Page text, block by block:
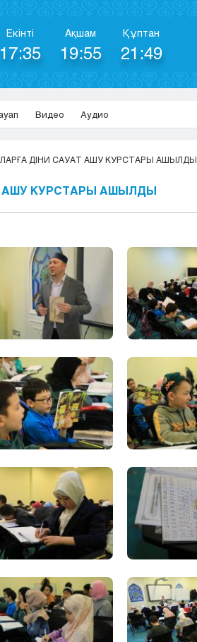
Екінті
17:35
Ақшам
19:55
Құптан
21:49
Видео Аудио
ДІНИ САУАТ АШУ КУРСТАРЫ АШЫЛДЫ
АШУ КУРСТАРЫ АШЫЛДЫ